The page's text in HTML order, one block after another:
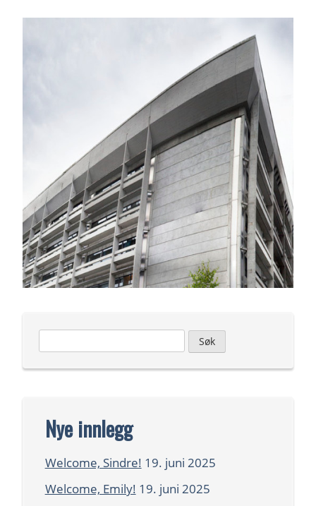
etter:
Nye innlegg
Welcome, Sindre! 19. juni 2025
Welcome, Emily! 19. juni 2025